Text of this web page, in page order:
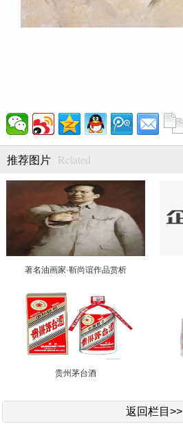
推荐图片 Related
著名油画家·靳尚谊作品赏析
贵州茅台酒
返回栏目>>